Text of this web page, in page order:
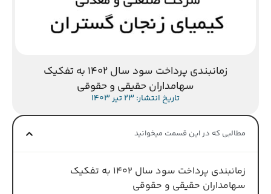
زمانبندی پرداخت سود سال 1402 به تفکیک
سهامداران حقیقی و حقوقی
تاریخ انتشار: 23 تیر 1403
مطالبی که در این قسمت میخوانید
زمانبندی پرداخت سود سال 1402 به تفکیک
سهامداران حقیقی و حقوقی